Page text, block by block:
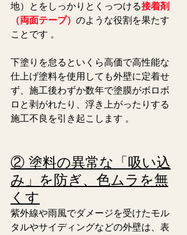
地）とをしっかりとくっつける接着剤
（両面テープ） のような役割を果たす
ことです 。
下塗りを怠るといくら高価で高性能な
仕上げ塗料を使用しても外壁に定着せ
ず、施工後わずか数年で塗膜がボロボ
ロと剥がれたり、浮き上がったりする
施工不良を引き起こします 。
② 塗料の異常な「吸い込
み」を防ぎ、色ムラを無
くす
紫外線や雨風でダメージを受けたモル
タルやサイディングなどの外壁は、表